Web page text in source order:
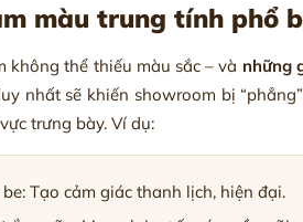
màu trung tính phổ
không thể thiếu màu sắc – và những
nhất sẽ khiến showroom bị
trưng bày. Ví dụ:
Tạo cảm giác thanh lịch, hiện đại.